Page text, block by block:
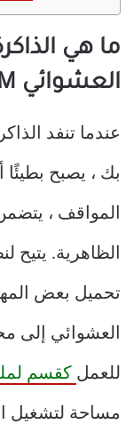
ما هي
العشوائي RAM في Windows 11
عندما تنفد
بك ، يصبح
تحميل بعض
العشوائي إلى
للعمل كقسم
مساحة لتشغيل